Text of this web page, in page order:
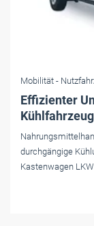
Mobilität -
Effizienter
Kühlfahrzeug
durchgängige
Kastenwagen